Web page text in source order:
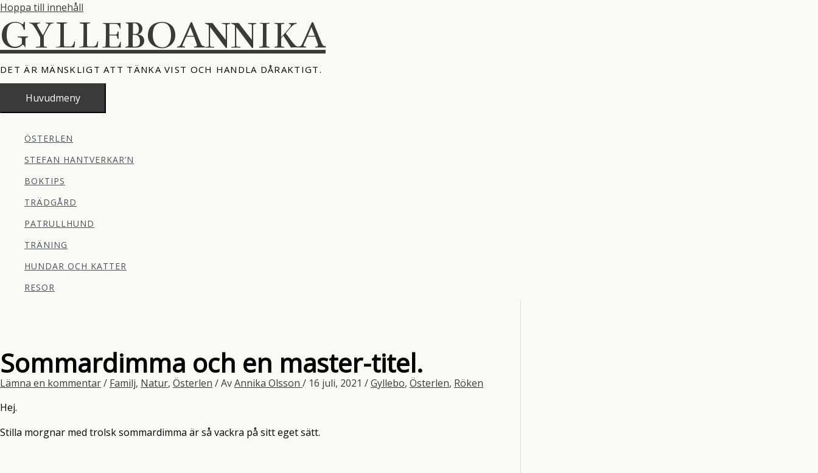
Hoppa till innehåll
GYLLEBOANNIKA
DET ÄR MÄNSKLIGT ATT TÄNKA VIST OCH HANDLA DÅRAKTIGT.
Huvudmeny
ÖSTERLEN
STEFAN HANTVERKAR’N
BOKTIPS
TRÄDGÅRD
PATRULLHUND
TRÄNING
HUNDAR OCH KATTER
RESOR
Sommardimma och en master-titel.
Lämna en kommentar/ Familj, Natur, Österlen / AvAnnika Olsson / 16 juli, 2021 /Gyllebo, Österlen, Röken
Hej.
Stilla morgnar med trolsk sommardimma är så vackra på sitt eget sätt.